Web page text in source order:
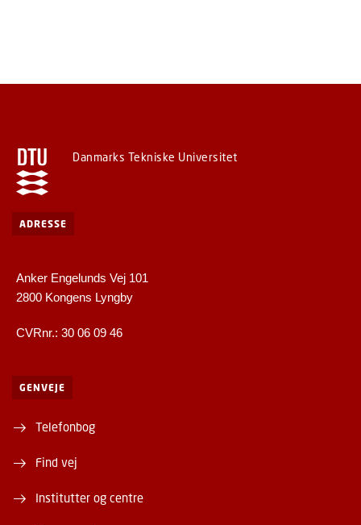
Danmarks Tekniske Universitet
ADRESSE
Anker Engelunds Vej 101
2800 Kongens Lyngby
CVRnr.: 30 06 09 46
GENVEJE
Telefonbog
Find vej
Institutter og centre